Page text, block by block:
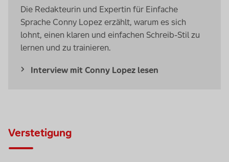
Die Redakteurin und Expertin für Einfache
Sprache Conny Lopez erzählt, warum es sich
lohnt, einen klaren und einfachen Schreib-Stil zu
lernen und zu trainieren.
Interview mit Conny Lopez lesen
Verstetigung